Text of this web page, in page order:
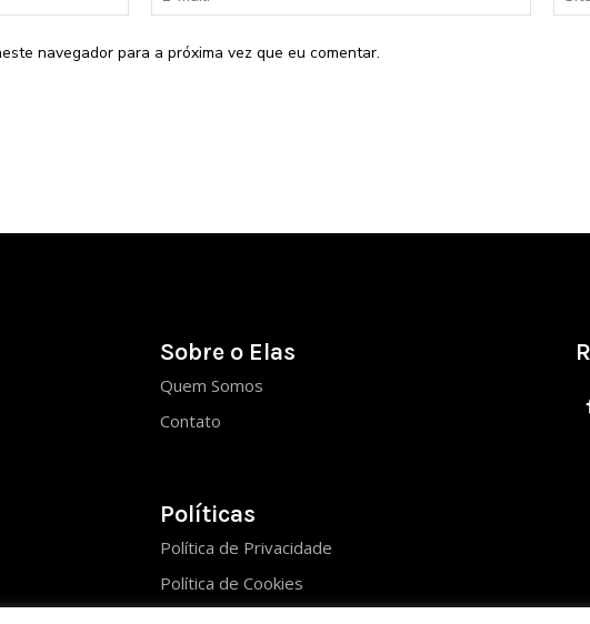
mail:*
navegador para a próxima vez que eu comentar.
Sobre o Elas
Quem Somos
Contato
Políticas
Política de Privacidade
Política de Cookies